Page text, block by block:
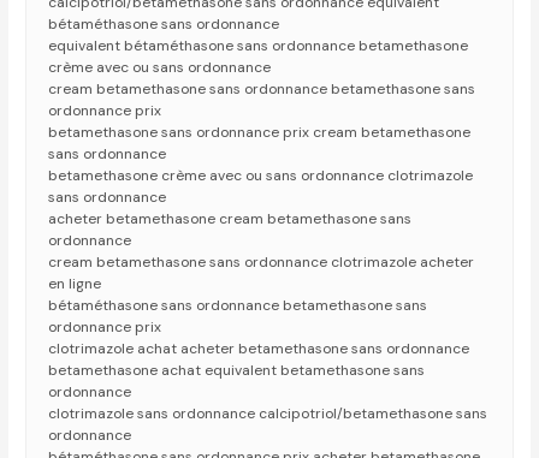
bétaméthasone sans ordonnance
equivalent bétaméthasone sans ordonnance betamethasone
crème avec ou sans ordonnance
cream betamethasone sans ordonnance betamethasone sans
ordonnance prix
betamethasone sans ordonnance prix cream betamethasone
sans ordonnance
betamethasone crème avec ou sans ordonnance clotrimazole
sans ordonnance
acheter betamethasone cream betamethasone sans
ordonnance
cream betamethasone sans ordonnance clotrimazole acheter
en ligne
bétaméthasone sans ordonnance betamethasone sans
ordonnance prix
clotrimazole achat acheter betamethasone sans ordonnance
betamethasone achat equivalent betamethasone sans
ordonnance
clotrimazole sans ordonnance calcipotriol/betamethasone sans
ordonnance